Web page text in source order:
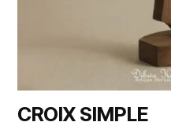
CROIX SIMPLE